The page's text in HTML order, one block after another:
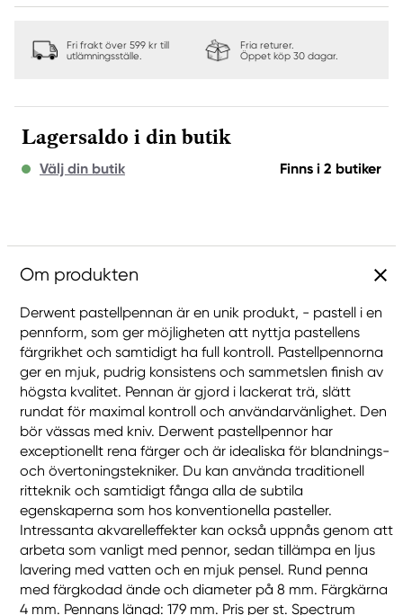
Fri frakt över 599 kr till
utlämningsställe.
Fria returer.
Öppet köp 30 dagar.
Lagersaldo i din butik
Välj din butik Finns i 2 butiker
Om produkten
Derwent pastellpennan är en unik produkt, - pastell i en
pennform, som ger möjligheten att nyttja pastellens
färgrikhet och samtidigt ha full kontroll. Pastellpennorna
ger en mjuk, pudrig konsistens och sammetslen finish av
högsta kvalitet. Pennan är gjord i lackerat trä, slätt
rundat för maximal kontroll och användarvänlighet. Den
bör vässas med kniv. Derwent pastellpennor har
exceptionellt rena färger och är idealiska för blandnings-
och övertoningstekniker. Du kan använda traditionell
ritteknik och samtidigt fånga alla de subtila
egenskaperna som hos konventionella pasteller.
Intressanta akvarelleffekter kan också uppnås genom att
arbeta som vanligt med pennor, sedan tillämpa en ljus
lavering med vatten och en mjuk pensel. Rund penna
med färgkodad ände och diameter på 8 mm. Färgkärna
4 mm. Pennans längd: 179 mm. Pris per st. Spectrum